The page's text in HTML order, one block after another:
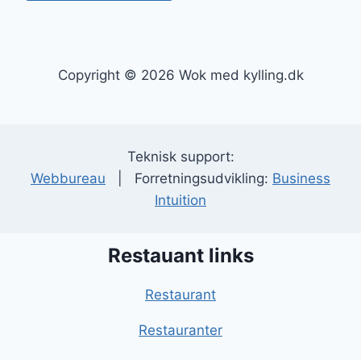
Copyright © 2026 Wok med kylling.dk
Teknisk support:
Webbureau | Forretningsudvikling: Business
Intuition
Restauant links
Restaurant
Restauranter